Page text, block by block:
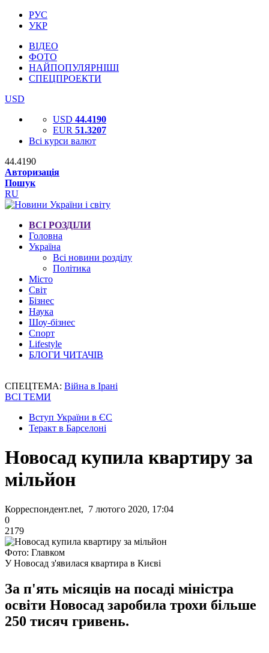
РУС
УКР
ВІДЕО
ФОТО
НАЙПОПУЛЯРНІШІ
СПЕЦПРОЕКТИ
USD
USD 44.4190
EUR 51.3207
Всі курси валют
44.4190
Авторизація
Пошук
RU
ВСІ РОЗДІЛИ
Головна
Україна
Всі новини розділу
Політика
Місто
Світ
Бізнес
Наука
Шоу-бізнес
Спорт
Lifestyle
БЛОГИ ЧИТАЧІВ
СПЕЦТЕМА: Війна в Ірані
ВСІ ТЕМИ
Вступ України в ЄС
Теракт в Барселоні
Новосад купила квартиру за
мільйон
Корреспондент.net, 7 лютого 2020, 17:04
0
2179
Фото: Главком
У Новосад з'явилася квартира в Києві
За п'ять місяців на посаді міністра
освіти Новосад заробила трохи більше
250 тисяч гривень.